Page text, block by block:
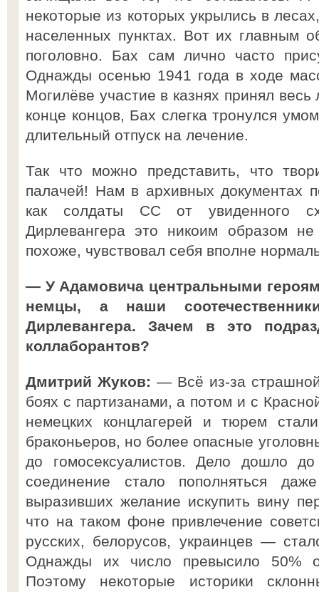
некоторые из которых укрылись в
населенных пунктах. Вот их главным
поголовно. Бах сам лично часто
Однажды осенью 1941 года в ходе
Могилёве участие в казнях принял
конце концов, Бах слегка тронулся
длительный отпуск на лечение.
Так что можно представить, что
палачей! Нам в архивных документах
как солдаты СС от увиденного
Дирлевангера это никоим образом
похоже, чувствовал себя вполне
— У Адамовича центральными
немцы, а наши
Дирлевангера. Зачем в это
коллаборантов?
Дмитрий Жуков: — Всё из-за
боях с партизанами, а потом и с
немецких концлагерей и тюрем
браконьеров, но более опасные
до гомосексуалистов. Дело дошло
соединение стало пополняться
выразивших желание искупить вину
что на таком фоне привлечение
русских, белорусов, украинцев —
Однажды их число превысило 50%
Поэтому некоторые историки